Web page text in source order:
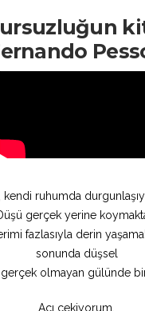
kendi ruhumda
gerçek yerine
fazlasıyla derin
sonunda düşsel
gerçek olmayan gülünde
Acı çekiyorum,